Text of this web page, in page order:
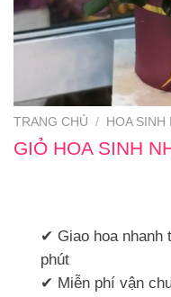
TRANG CHỦ / HOA SINH
GIỎ HOA SINH
✔ Giao hoa nhanh
phút
✔ Miễn phí vận